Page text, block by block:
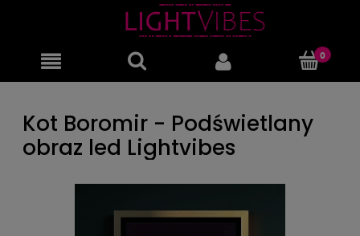
Kot Boromir - Podświetlany
obraz led Lightvibes